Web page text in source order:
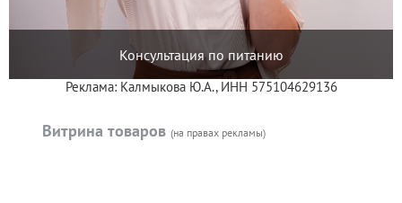
Консультация по питанию
Реклама: Калмыкова Ю.А., ИНН 575104629136
Витрина товаров (на правах рекламы)